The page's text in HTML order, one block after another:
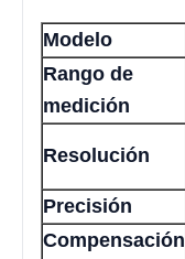
Modelo
Rango de
medición
Resolución
Precisión
Compensación